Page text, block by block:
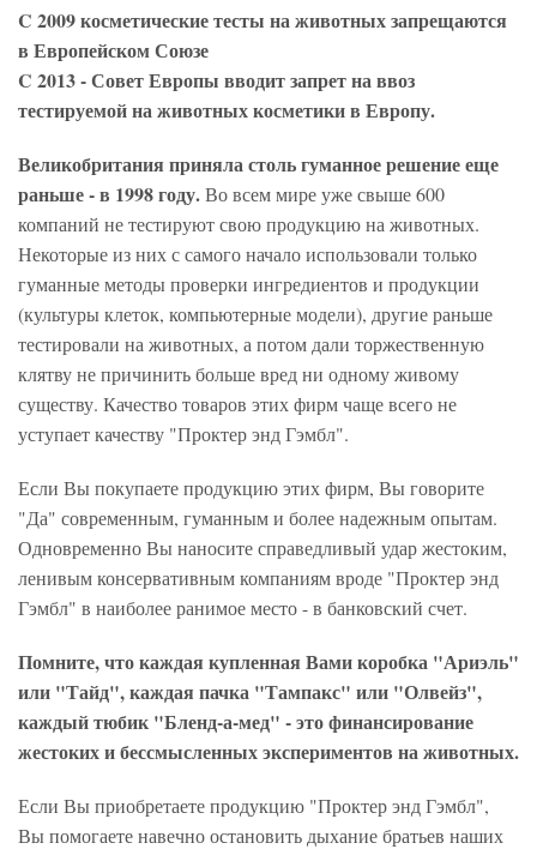
C 2009 косметические тесты на животных запрещаются
в Европейском Союзе
C 2013 - Совет Европы вводит запрет на ввоз
тестируемой на животных косметики в Европу.
Великобритания приняла столь гуманное решение еще
раньше - в 1998 году.Во всем мире уже свыше 600
компаний не тестируют свою продукцию на животных.
Некоторые из них с самого начало использовали только
гуманные методы проверки ингредиентов и продукции
(культуры клеток, компьютерные модели), другие раньше
тестировали на животных, а потом дали торжественную
клятву не причинить больше вред ни одному живому
существу. Качество товаров этих фирм чаще всего не
уступает качеству "Проктер энд Гэмбл".
Если Вы покупаете продукцию этих фирм, Вы говорите
"Да" современным, гуманным и более надежным опытам.
Одновременно Вы наносите справедливый удар жестоким,
ленивым консервативным компаниям вроде "Проктер энд
Гэмбл" в наиболее ранимое место - в банковский счет.
Помните, что каждая купленная Вами коробка "Ариэль"
или "Тайд", каждая пачка "Тампакс" или "Олвейз",
каждый тюбик "Бленд-а-мед" - это финансирование
жестоких и бессмысленных экспериментов на животных.
Если Вы приобретаете продукцию "Проктер энд Гэмбл",
Вы помогаете навечно остановить дыхание братьев наших